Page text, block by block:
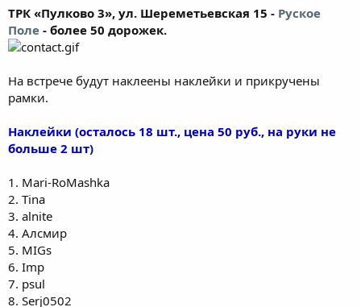
ТРК «Пулково 3», ул. Шереметьевская 15 - Руское
Поле - более 50 дорожек.
На встрече будут наклеены наклейки и прикручены
рамки.
Наклейки (осталось 18 шт., цена 50 руб., на руки не
больше 2 шт)
1. Mari-RoMashka
2. Tina
3. alnite
4. Алсмир
5. MIGs
6. Imp
7. psul
8. Serj0502